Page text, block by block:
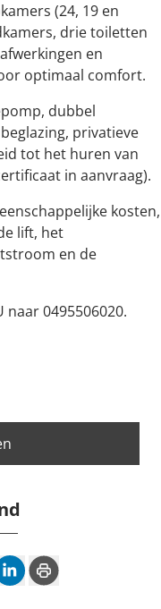
(24, 19 en
drie toiletten
en
optimaal comfort.
dubbel
privatieve
tot het huren van
in aanvraag).
kosten,
lift, het
en de
0495506020.